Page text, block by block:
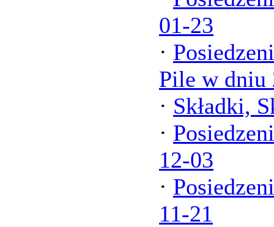
01-23
·
Pile w dniu
· Składki,
·
12-03
·
11-21